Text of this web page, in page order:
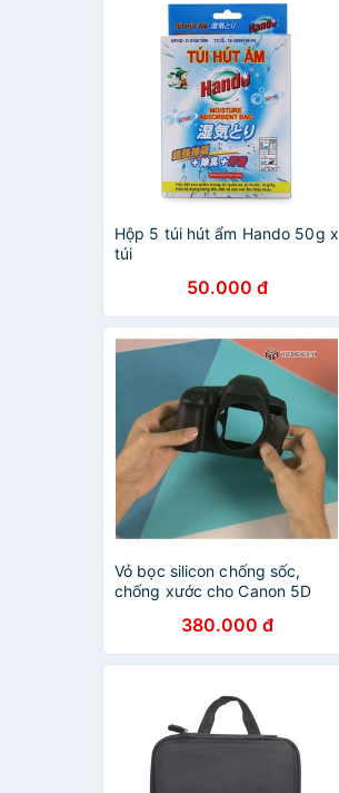
Hộp 5 túi hút ẩm Hando 50g x
túi
50.000 đ
Vỏ bọc silicon chống sốc,
chống xước cho Canon 5D
380.000 đ